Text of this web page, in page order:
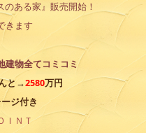
のある家』販売開始！
きます
物全てコミコミ
と→2580万円
ジ付き
ＩＮＴ